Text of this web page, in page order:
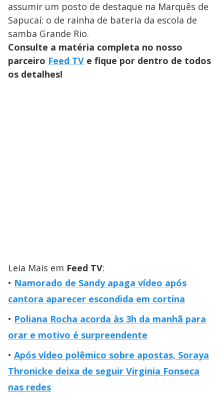
assumir um posto de destaque na Marquês de
Sapucaí: o de rainha de bateria da escola de
samba Grande Rio.
Consulte a matéria completa no nosso
parceiro Feed TV e fique por dentro de todos
os detalhes!
Leia Mais em Feed TV:
Namorado de Sandy apaga vídeo após
cantora aparecer escondida em cortina
Poliana Rocha acorda às 3h da manhã para
orar e motivo é surpreendente
Após vídeo polêmico sobre apostas, Soraya
Thronicke deixa de seguir Virginia Fonseca
nas redes